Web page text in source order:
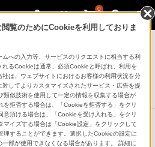
0
覧のためにCookieを利用しておりま
への入力等、サービスのリクエストに相当する利
るCookieは通常、必須Cookieと呼ばれ、利用を
は、ウェブサイトにおけるお客様の利用状況を分
してよりカスタマイズされたサービス・広告を提
似技術を使用して一定の情報を収集する場合が
を拒否する場合は、「Cookieを拒否する」をクリ
意頂ける場合は、「Cookieを受け入れる」をクリ
マイズする場合は「Cookie設定」をクリックして
理することができます。選択したCookieの設定に
部が使用できなくなる場合があります。 詳細に